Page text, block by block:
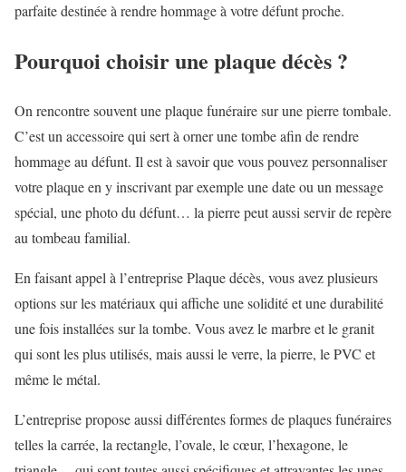
parfaite destinée à rendre hommage à votre défunt proche.
Pourquoi choisir une plaque décès ?
On rencontre souvent une plaque funéraire sur une pierre tombale.
C’est un accessoire qui sert à orner une tombe afin de rendre
hommage au défunt. Il est à savoir que vous pouvez personnaliser
votre plaque en y inscrivant par exemple une date ou un message
spécial, une photo du défunt… la pierre peut aussi servir de repère
au tombeau familial.
En faisant appel à l’entreprise Plaque décès, vous avez plusieurs
options sur les matériaux qui affiche une solidité et une durabilité
une fois installées sur la tombe. Vous avez le marbre et le granit
qui sont les plus utilisés, mais aussi le verre, la pierre, le PVC et
même le métal.
L’entreprise propose aussi différentes formes de plaques funéraires
telles la carrée, la rectangle, l’ovale, le cœur, l’hexagone, le